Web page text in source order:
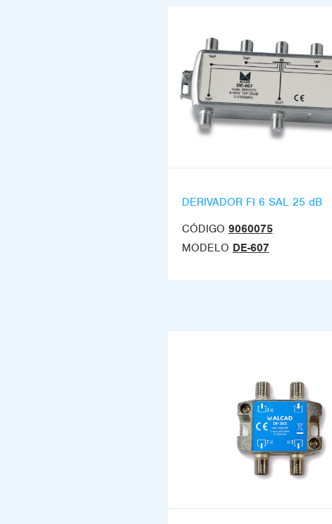
DERIVADOR FI 6 SAL 25 dB
CÓDIGO 9060075
MODELO DE-607